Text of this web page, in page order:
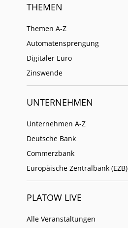
THEMEN
Themen A-Z
Automatensprengung
Digitaler Euro
Zinswende
UNTERNEHMEN
Unternehmen A-Z
Deutsche Bank
Commerzbank
Europäische Zentralbank (EZB)
PLATOW LIVE
Alle Veranstaltungen